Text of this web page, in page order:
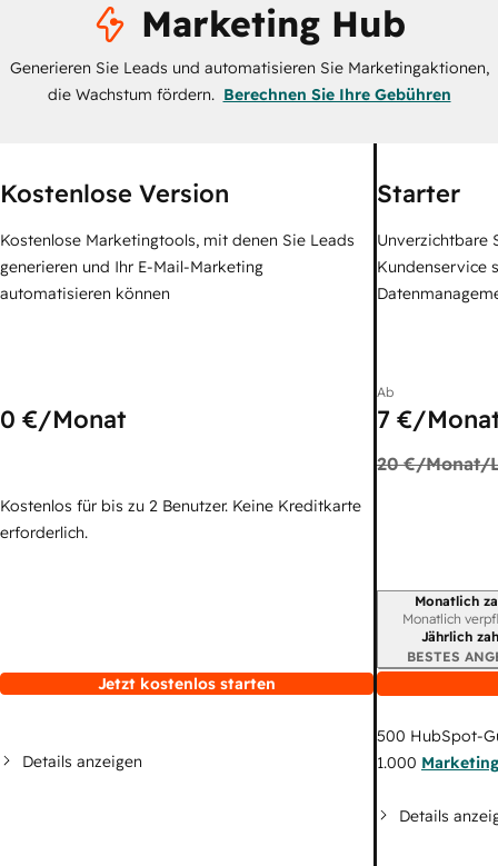
Marketing Hub
Generieren Sie Leads und automatisieren Sie Marketingaktionen,
die Wachstum fördern. Berechnen Sie Ihre Gebühren
Kostenlose Version
Kostenlose Marketingtools, mit denen Sie Leads
generieren und Ihr E-Mail-Marketing
automatisieren können
0 €/Monat
Kostenlos für bis zu 2 Benutzer. Keine Kreditkarte
erforderlich.
Jetzt kostenlos starten
Details anzeigen
Starter
Unverzichtbare
Kundenservice
Ab
7 €/
20 €/Monat/
Monatlich
Monatlich
Jährlich
BESTES
500 HubSpot-
1.000
Details